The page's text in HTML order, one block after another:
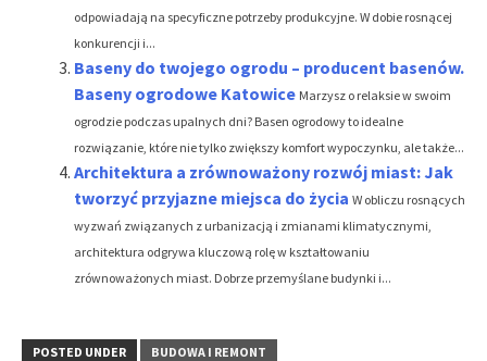
odpowiadają na specyficzne potrzeby produkcyjne. W dobie rosnącej
konkurencji i...
Baseny do twojego ogrodu – producent basenów.
Baseny ogrodowe Katowice Marzysz o relaksie w swoim
ogrodzie podczas upalnych dni? Basen ogrodowy to idealne
rozwiązanie, które nie tylko zwiększy komfort wypoczynku, ale także...
Architektura a zrównoważony rozwój miast: Jak
tworzyć przyjazne miejsca do życia W obliczu rosnących
wyzwań związanych z urbanizacją i zmianami klimatycznymi,
architektura odgrywa kluczową rolę w kształtowaniu
zrównoważonych miast. Dobrze przemyślane budynki i...
POSTED UNDER BUDOWA I REMONT